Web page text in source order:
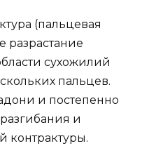
(пальцевая
разрастание
сухожилий
пальцев.
и постепенно
и
контрактуры.